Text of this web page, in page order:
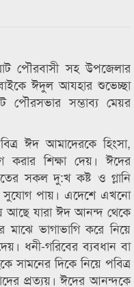
পৌরবাসী সহ উপজেলার
ঈদুল আযহার শুভেচ্ছা
পৌরসভার সম্ভাব্য মেয়র
ঈদ আমাদেরকে হিংসা,
করার শিক্ষা দেয়। ঈদের
সকল দু:খ কষ্ট ও গ্লানি
সুযোগ পায়। এদেশে এখনো
আছে যারা ঈদ আনন্দ থেকে
ভাগাভাগি করে নিয়ে
ধনী-গরিবের ব্যবধান বা
সামনের দিকে নিয়ে পবিত্র
প্রত্যয়। ঈদের আনন্দকে